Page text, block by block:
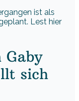
ist als
Lest hier
Gaby
sich